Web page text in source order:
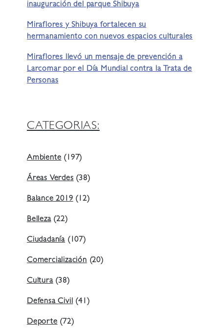
inauguración del parque Shibuya
Miraflores y Shibuya fortalecen su
hermanamiento con nuevos espacios culturales
Miraflores llevó un mensaje de prevención a
Larcomar por el Día Mundial contra la Trata de
Personas
CATEGORIAS:
Ambiente (197)
Áreas Verdes (38)
Balance 2019 (12)
Belleza(22)
Ciudadanía (107)
Comercialización (20)
Cultura(38)
Defensa Civil (41)
Deporte (72)